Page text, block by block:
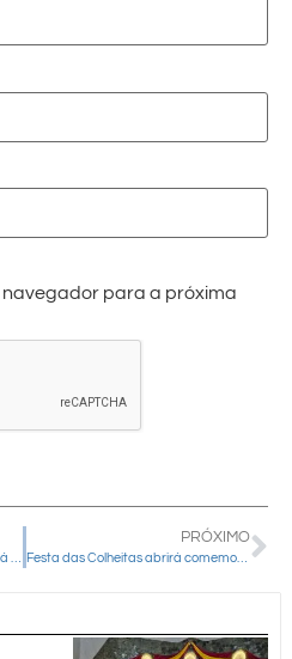
para a próxima
9º Intereclesial das CEBs do Paraná em Curitiba contou com a participação de quatro pessoas da Diocese de Guarapuava
PRÓXIMO
Festa das Colheitas abrirá comemorações jubilares no Santuário Nossa Senhora da Salete